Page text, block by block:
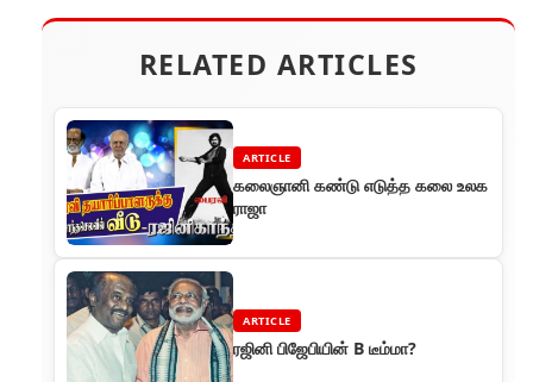
RELATED ARTICLES
ARTICLE
கலைஞானி கண்டு எடுத்த கலை உலக
ராஜா
ARTICLE
ரஜினி பிஜேபியின் B டீம்மா?